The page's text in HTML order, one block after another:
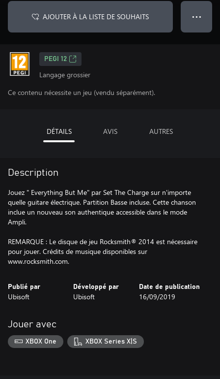
AJOUTER À LA LISTE DE SOUHAITS ● ● ●
PEGI 12
Langage grossier
Ce contenu nécessite un jeu (vendu séparément).
DÉTAILS AVIS AUTRES
Description
Jouez " Everything But Me" par Set The Charge sur n'importe
quelle guitare électrique. Partition Basse incluse. Cette chanson
inclue un nouveau son authentique accessible dans le mode
Ampli.
REMARQUE : Le disque de jeu Rocksmith® 2014 est nécessaire
pour jouer. Crédits de musique disponibles sur
www.rocksmith.com.
Publié par
Ubisoft
Développé par
Ubisoft
Date de publication
16/09/2019
Jouer avec
XBOX One XBOX Series X|S